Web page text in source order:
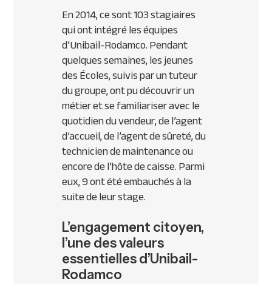
En 2014, ce sont 103 stagiaires
qui ont intégré les équipes
d’Unibail-Rodamco. Pendant
quelques semaines, les jeunes
des Écoles, suivis par un tuteur
du groupe, ont pu découvrir un
métier et se familiariser avec le
quotidien du vendeur, de l’agent
d’accueil, de l’agent de sûreté, du
technicien de maintenance ou
encore de l’hôte de caisse. Parmi
eux, 9 ont été embauchés à la
suite de leur stage.
L’engagement citoyen,
l’une des valeurs
essentielles d’Unibail-
Rodamco